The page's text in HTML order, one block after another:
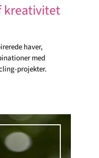
kreativitet
haver,
med
projekter.